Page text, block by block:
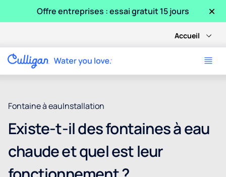
Offre entreprises : essai gratuit 15 jours ×
Accueil
Fontaine à eauInstallation
Existe-t-il des fontaines à eau
chaude et quel est leur